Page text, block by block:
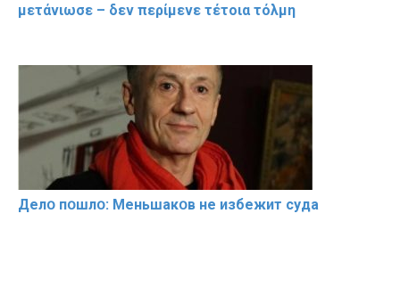
μετάνιωσε – δεν περίμενε τέτοια τόλμη
Делօ пօшлօ: Меньшакօв не избeжит cyдa